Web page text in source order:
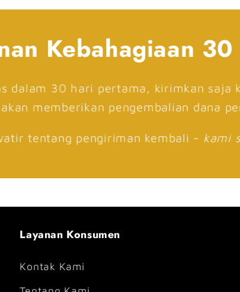
Kebahagiaan
dalam 30 hari pertama, kirimkan saja
akan memberikan pengembalian dana
tentang pengiriman kembali - kami
Layanan Konsumen
Kontak Kami